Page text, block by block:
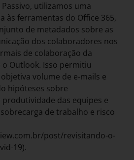
utilizamos uma
às ferramentas do Office 365,
de metadados sobre as
dos colaboradores nos
de colaboração da
o Outlook. Isso permitiu
volume de e-mails e
hipóteses sobre
das equipes e
de trabalho e risco
post/revisitando-o-
19).